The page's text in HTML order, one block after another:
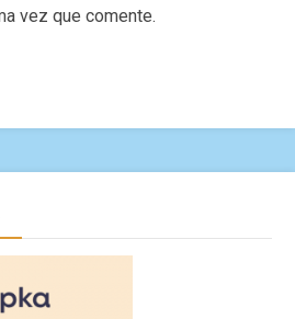
vez que comente.